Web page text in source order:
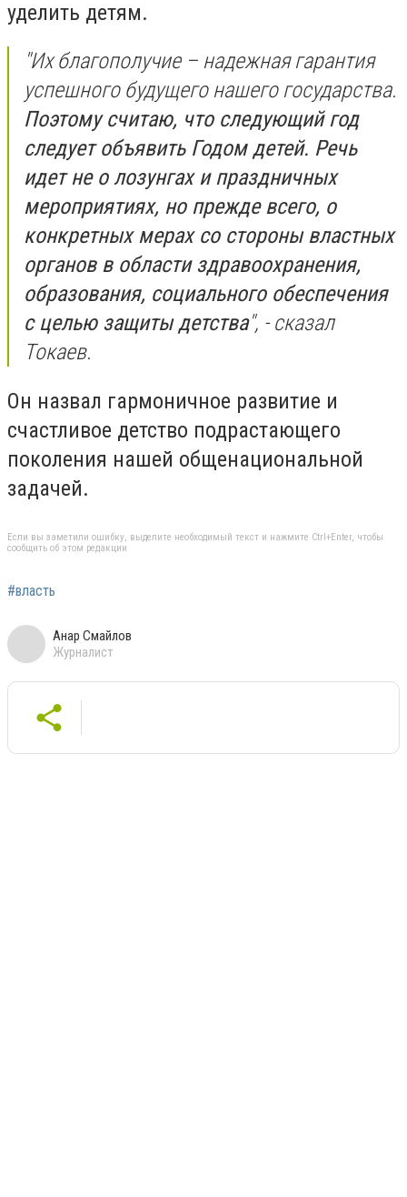
уделить детям.
"Их благополучие – надежная гарантия
успешного будущего нашего государства.
Поэтому считаю, что следующий год
следует объявить Годом детей. Речь
идет не о лозунгах и праздничных
мероприятиях, но прежде всего, о
конкретных мерах со стороны властных
органов в области здравоохранения,
образования, социального обеспечения
с целью защиты детства", - сказал
Токаев.
Он назвал гармоничное развитие и
счастливое детство подрастающего
поколения нашей общенациональной
задачей.
Если вы заметили ошибку, выделите необходимый текст и нажмите Ctrl+Enter, чтобы
сообщить об этом редакции
#власть
Анар Смайлов
Журналист